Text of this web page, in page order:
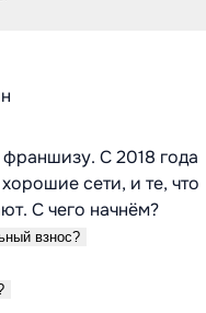
С 2018 года
сети, и те, что
С чего начнём?
взнос?